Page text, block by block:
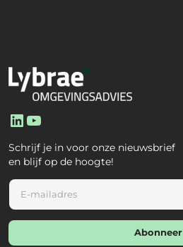
LinkedIn
Schrijf je in voor onze nieuwsbrief
en blijf op de hoogte!
E
a
i
l
Abonneer